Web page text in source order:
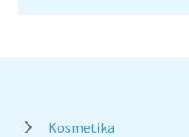
Kosmetika